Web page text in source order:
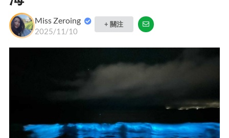
Miss Zeroing
2025/11/10
+ 關注